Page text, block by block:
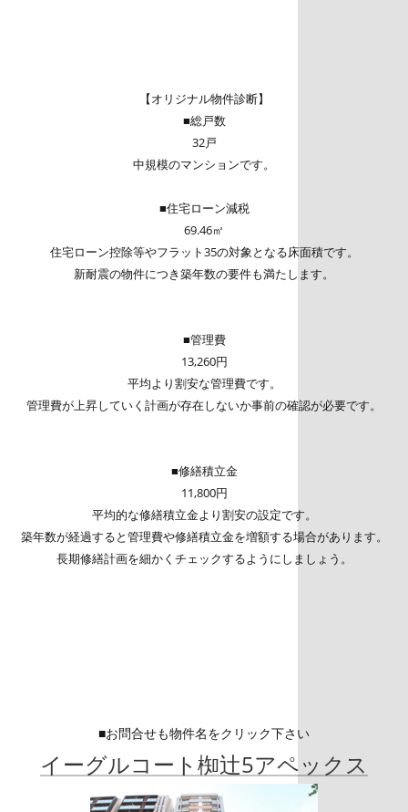
【オリジナル物件診断】
■総戸数
32戸
中規模のマンションです。
■住宅ローン減税
69.46㎡
住宅ローン控除等やフラット35の対象となる床面積です。
新耐震の物件につき築年数の要件も満たします。
■管理費
13,260円
平均より割安な管理費です。
管理費が上昇していく計画が存在しないか事前の確認が必要です。
■修繕積立金
11,800円
平均的な修繕積立金より割安の設定です。
築年数が経過すると管理費や修繕積立金を増額する場合があります。
長期修繕計画を細かくチェックするようにしましょう。
■お問合せも物件名をクリック下さい
イーグルコート椥辻5アペックス